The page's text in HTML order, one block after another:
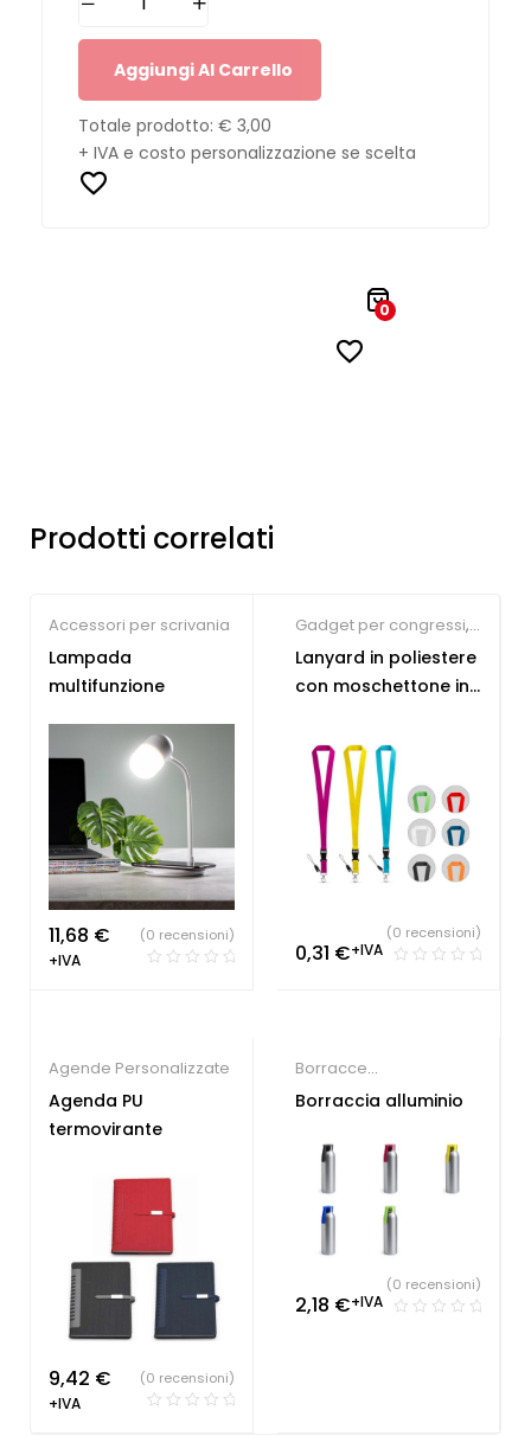
Aggiungi Al Carrello
Totale prodotto: € 3,00
+ IVA e costo personalizzazione se scelta
0
Prodotti correlati
Accessori per scrivania
Lampada
multifunzione
11,68 €
+IVA
(0 recensioni)
Gadget per congressi,
Gadget per fiere,
Lanyard in poliestere
con moschettone in
0,31 €+IVA
(0 recensioni)
Agende Personalizzate
Agenda PU
termovirante
9,42 €
+IVA
(0 recensioni)
Borracce
Personalizzate,Palestre
Borraccia alluminio
2,18 €+IVA
(0 recensioni)